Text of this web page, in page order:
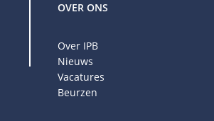
OVER ONS
Over IPB
Nieuws
Vacatures
Beurzen